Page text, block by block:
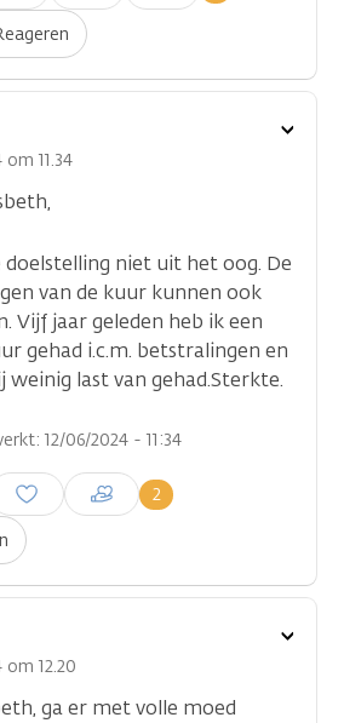
om 11.34
doelstelling niet uit het oog. De
van de kuur kunnen ook
Vijf jaar geleden heb ik een
gehad i.c.m. betstralingen en
weinig last van gehad.Sterkte.
12/06/2024 - 11:34
2
een reactie te
Toon
om 12.20
ga er met volle moed
Toon